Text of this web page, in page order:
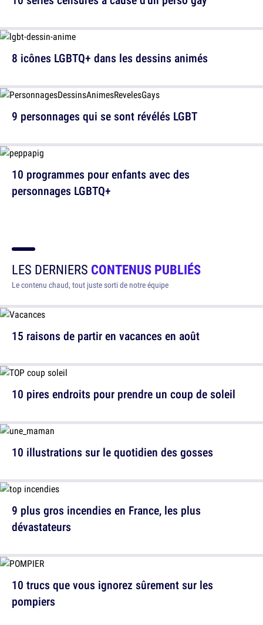
8 icônes LGBTQ+ dans les dessins animés
10 programmes pour enfants avec des
personnages LGBTQ+
9 personnages qui se sont révélés LGBT
LES DERNIERS CONTENUS PUBLIÉS
Le contenu chaud, tout juste sorti de notre équipe
15 raisons de partir en vacances en août
10 illustrations sur le quotidien des gosses
10 trucs que vous ignorez sûrement sur les
pompiers
10 pires endroits pour prendre un coup de soleil
9 plus gros incendies en France, les plus
dévastateurs